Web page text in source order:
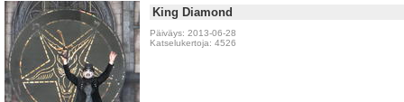
King Diamond
Päiväys: 2013-06-28
Katselukertoja: 4526